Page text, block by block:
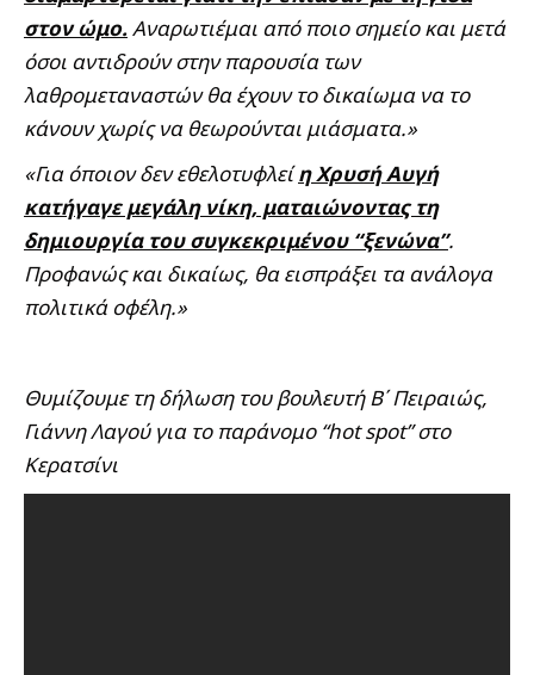
στον ώμο.Αναρωτιέμαι από ποιο σημείο και μετά
όσοι αντιδρούν στην παρουσία των
λαθρομεταναστών θα έχουν το δικαίωμα να το
κάνουν χωρίς να θεωρούνται μιάσματα.»
«Για όποιον δεν εθελοτυφλείη Χρυσή Αυγή
κατήγαγε μεγάλη νίκη, ματαιώνοντας τη
δημιουργία του συγκεκριμένου “ξενώνα”.
Προφανώς και δικαίως, θα εισπράξει τα ανάλογα
πολιτικά οφέλη.»
Θυμίζουμε τη δήλωση του βουλευτή Β΄ Πειραιώς,
Γιάννη Λαγού για το παράνομο “hot spot” στο
Κερατσίνι